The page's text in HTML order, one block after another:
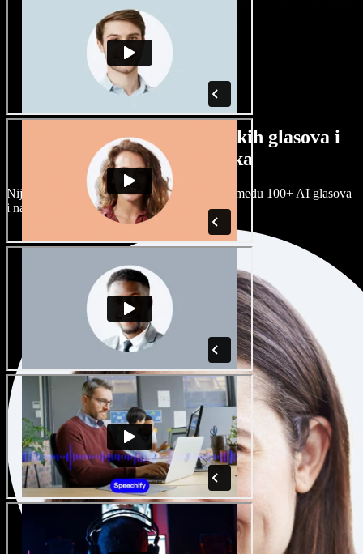
Veliki izbor muških i ženskih glasova i
raznih naglasaka
Nijedan projekt ne mora zvučati isto. Birajte među 100+ AI glasova
i naglasaka i prilagodite ih sebi.